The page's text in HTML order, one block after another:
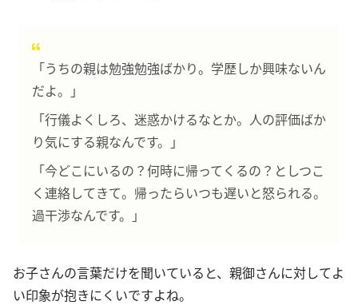
「うちの親は勉強勉強ばかり。学歴しか興味ないん
だよ。」
「行儀よくしろ、迷惑かけるなとか。人の評価ばか
り気にする親なんです。」
「今どこにいるの？何時に帰ってくるの？としつこ
く連絡してきて。帰ったらいつも遅いと怒られる。
過干渉なんです。」
お子さんの言葉だけを聞いていると、親御さんに対してよ
い印象が抱きにくいですよね。